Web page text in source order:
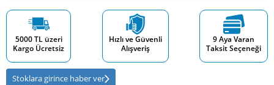
5000 TL üzeri
Kargo Ücretsiz
Hızlı ve Güvenli
Alışveriş
9 Aya Varan
Taksit Seçeneği
Stoklara girince haber ver